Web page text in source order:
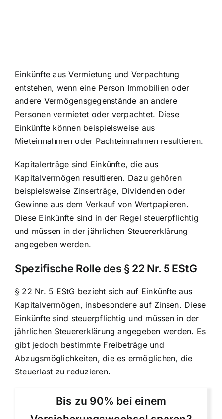
Einkünfte aus Vermietung und Verpachtung
entstehen, wenn eine Person Immobilien oder
andere Vermögensgegenstände an andere
Personen vermietet oder verpachtet. Diese
Einkünfte können beispielsweise aus
Mieteinnahmen oder Pachteinnahmen resultieren.
Kapitalerträge sind Einkünfte, die aus
Kapitalvermögen resultieren. Dazu gehören
beispielsweise Zinserträge, Dividenden oder
Gewinne aus dem Verkauf von Wertpapieren.
Diese Einkünfte sind in der Regel steuerpflichtig
und müssen in der jährlichen Steuererklärung
angegeben werden.
Spezifische Rolle des § 22 Nr. 5 EStG
§ 22 Nr. 5 EStG bezieht sich auf Einkünfte aus
Kapitalvermögen, insbesondere auf Zinsen. Diese
Einkünfte sind steuerpflichtig und müssen in der
jährlichen Steuererklärung angegeben werden. Es
gibt jedoch bestimmte Freibeträge und
Abzugsmöglichkeiten, die es ermöglichen, die
Steuerlast zu reduzieren.
Bis zu 90% bei einem